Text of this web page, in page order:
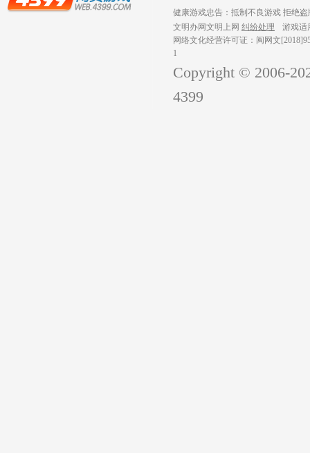
健康游戏忠告：抵制不良游戏 拒绝
文明办网文明上网 纠纷处理
游戏适
网络文化经营许可证：闽网文
1
Copyright © 2006-
4399